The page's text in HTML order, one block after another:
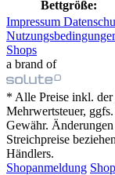
Bettgröße:
Impressum
Shops
a brand of
* Alle Preise inkl. der
Mehrwertsteuer,
Gewähr.
Streichpreise
Händlers.
Shopanmeldung